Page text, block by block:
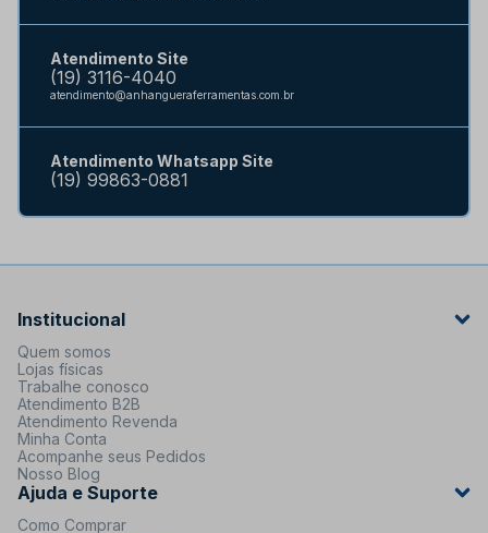
Atendimento Site
(19) 3116-4040
atendimento@anhangueraferramentas.com.br
Atendimento Whatsapp Site
(19) 99863-0881
Institucional
Quem somos
Lojas físicas
Trabalhe conosco
Atendimento B2B
Atendimento Revenda
Minha Conta
Acompanhe seus Pedidos
Nosso Blog
Ajuda e Suporte
Como Comprar